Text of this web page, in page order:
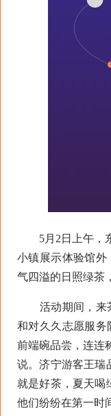
5月2日上午，东
小镇展示体验馆外
气四溢的日照绿茶
活动期间，来茶
和对久久志愿服务
前端碗品尝，连连
说。济宁游客王瑞
就是好茶，夏天喝
他们纷纷在第一时